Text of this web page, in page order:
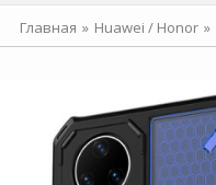
Главная Huawei / Honor